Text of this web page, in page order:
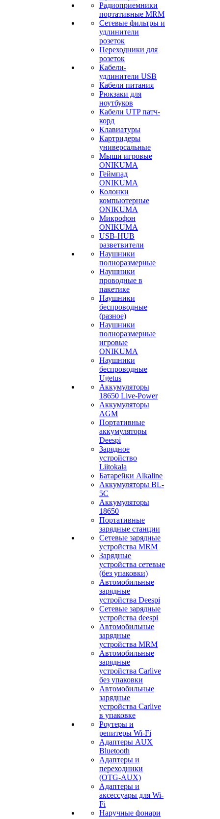
Радиоприемники
портативные MRM
Сетевые фильтры и
удлинители
розеток
Переходники для
розеток
Кабели-
удлинители USB
Кабели питания
Рюкзаки для
ноутбуков
Кабели UTP патч-
корд
Клавиатуры
Картридеры
универсальные
Мыши игровые
ONIKUMA
Геймпад
ONIKUMA
Колонки
компьютерные
ONIKUMA
Микрофон
ONIKUMA
USB-HUB
разветвители
Наушники
полноразмерные
Наушники
проводные в
пакетике
Наушники
беспроводные
(разное)
Наушники
полноразмерные
игровые
ONIKUMA
Наушники
беспроводные
Ugetus
Аккумуляторы
18650 Live-Power
Аккумуляторы
АGM
Портативные
аккумуляторы
Deespi
Зарядное
устройство
Liitokala
Батарейки Alkaline
Аккумуляторы BL-
5C
Аккумуляторы
18650
Портативные
зарядные станции
Сетевые зарядные
устройства MRM
Зарядные
устройства сетевые
(без упаковки)
Автомобильные
зарядные
устройства Deespi
Сетевые зарядные
устройства deespi
Автомобильные
зарядные
устройства MRM
Автомобильные
зарядные
устройства Carlive
без упаковки
Автомобильные
зарядные
устройства Carlive
в упаковке
Роутеры и
репитеры Wi-Fi
Адаптеры AUX
Bluetooth
Адаптеры и
переходники
(OTG-AUX)
Адаптеры и
аксессуары для Wi-
Fi
Наручные фонари